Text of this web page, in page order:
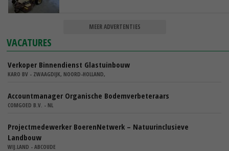
MEER ADVERTENTIES
VACATURES
Verkoper Binnendienst Glastuinbouw
KARO BV - ZWAAGDIJK, NOORD-HOLLAND,
Accountmanager Organische Bodemverbeteraars
COMGOED B.V. - NL
Projectmedewerker BoerenNetwerk – Natuurinclusieve
Landbouw
WIJ.LAND - ABCOUDE